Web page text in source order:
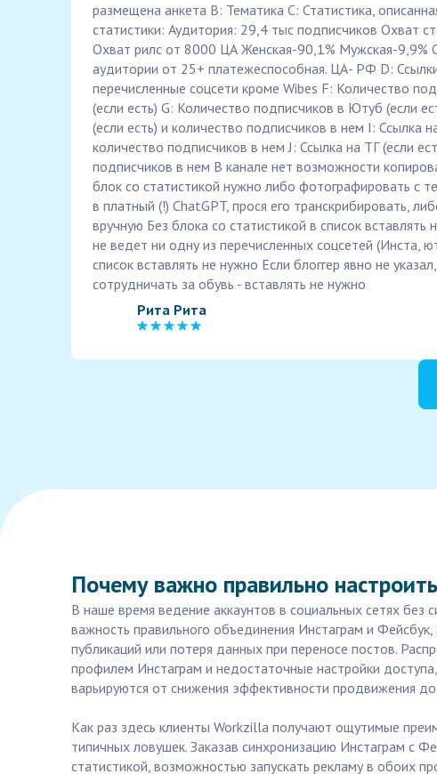
размещена анкета B: Тематика С: Статистика,
статистики: Аудитория: 29,4 тыс подписчиков Охват
Охват рилс от 8000 ЦА Женская-90,1% Мужская-9,9%
аудитории от 25+ платежеспособная. ЦА- РФ D:
перечисленные соцсети кроме Wibes F: Количество
(если есть) G: Количество подписчиков в Ютуб (если
(если есть) и количество подписчиков в нем I: Ссылка
количество подписчиков в нем J: Ссылка на ТГ (если
подписчиков в нем В канале нет возможности
блок со статистикой нужно либо фотографировать с
в платный (!) ChatGPT, прося его транскрибировать,
вручную Без блока со статистикой в список вставлять
не ведет ни одну из перечисленных соцсетей (Инста,
список вставлять не нужно Если блоггер явно не
сотрудничать за обувь - вставлять не нужно
Рита Рита
Почему важно правильно
В наше время ведение аккаунтов в социальных сетях
важность правильного объединения Инстаграм и
публикаций или потеря данных при переносе постов.
профилем Инстаграм и недостаточные настройки
варьируются от снижения эффективности продвижения
Как раз здесь клиенты Workzilla получают ощутимые
типичных ловушек. Заказав синхронизацию Инстаграм с
статистикой, возможностью запускать рекламу в обоих